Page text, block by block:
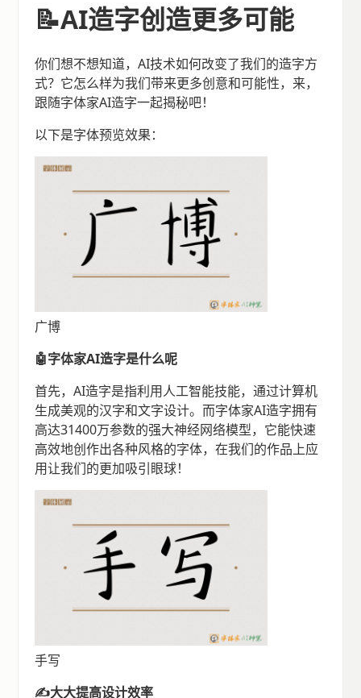
📝AI造字创造更多可能
你们想不想知道，AI技术如何改变了我们的造字方
式？它怎么样为我们带来更多创意和可能性，来，
跟随字体家AI造字一起揭秘吧！
以下是字体预览效果：
广博
🤖字体家AI造字是什么呢
首先，AI造字是指利用人工智能技能，通过计算机
生成美观的汉字和文字设计。而字体家AI造字拥有
高达31400万参数的强大神经网络模型，它能快速
高效地创作出各种风格的字体，在我们的作品上应
用让我们的更加吸引眼球！
手写
✍️大大提高设计效率